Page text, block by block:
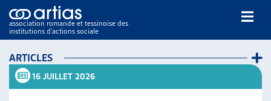
association romande et tessinoise des
institutions d’actions sociale
ARTICLES
16 JUILLET 2026